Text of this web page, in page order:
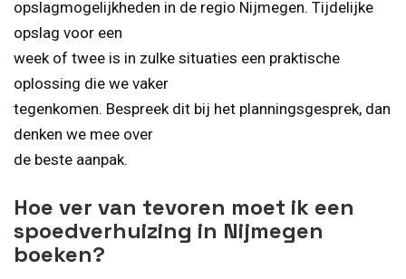
opslagmogelijkheden in de regio Nijmegen. Tijdelijke
opslag voor een
week of twee is in zulke situaties een praktische
oplossing die we vaker
tegenkomen. Bespreek dit bij het planningsgesprek, dan
denken we mee over
de beste aanpak.
Hoe ver van tevoren moet ik een
spoedverhuizing in Nijmegen
boeken?